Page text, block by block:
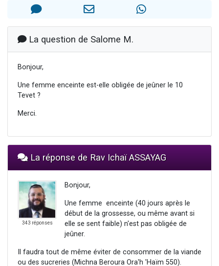
Ariel vient de donner son Maasser
Il reste 49 places pour étudier en groupe sur Zoom
La question de Salome M.
Bonjour,
Une femme enceinte est-elle obligée de jeûner le 10
Tevet ?
Merci.
La réponse de Rav Ichaï ASSAYAG
343 réponses
Bonjour,
Une femme enceinte (40 jours après le
début de la grossesse, ou même avant si
elle se sent faible) n'est pas obligée de
jeûner.
Il faudra tout de même éviter de consommer de la viande
ou des sucreries (Michna Beroura Ora'h 'Haïm 550).